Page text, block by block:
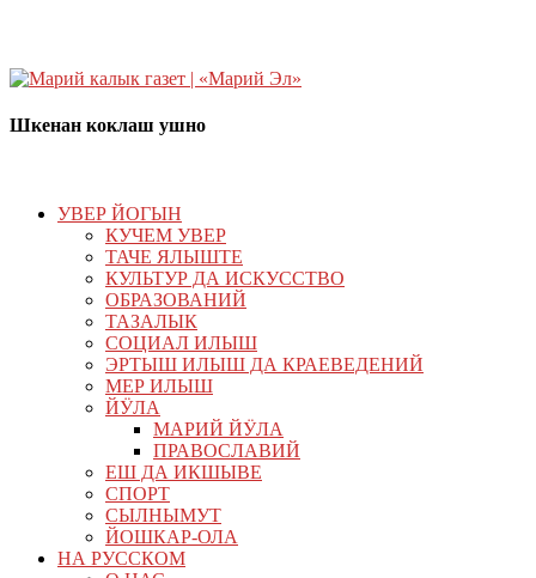
Шкенан коклаш ушно
УВЕР ЙОГЫН
КУЧЕМ УВЕР
ТАЧЕ ЯЛЫШТЕ
КУЛЬТУР ДА ИСКУССТВО
ОБРАЗОВАНИЙ
ТАЗАЛЫК
СОЦИАЛ ИЛЫШ
ЭРТЫШ ИЛЫШ ДА КРАЕВЕДЕНИЙ
МЕР ИЛЫШ
ЙӰЛА
МАРИЙ ЙӰЛА
ПРАВОСЛАВИЙ
ЕШ ДА ИКШЫВЕ
СПОРТ
СЫЛНЫМУТ
ЙОШКАР-ОЛА
НА РУССКОМ